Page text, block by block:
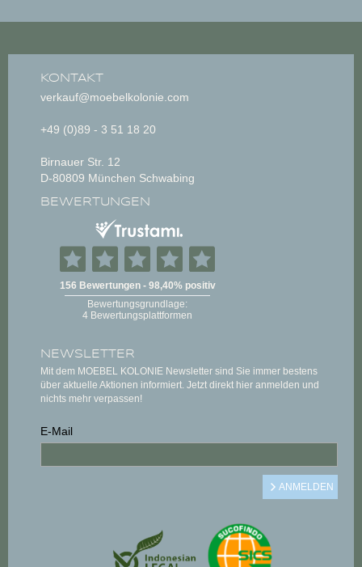
KONTAKT
verkauf@moebelkolonie.com
+49 (0)89 - 3 51 18 20
Birnauer Str. 12
D-80809 München Schwabing
BEWERTUNGEN
NEWSLETTER
Mit dem MOEBEL KOLONIE Newsletter sind Sie immer bestens
über aktuelle Aktionen informiert. Jetzt direkt hier anmelden und
nichts mehr verpassen!
E-Mail